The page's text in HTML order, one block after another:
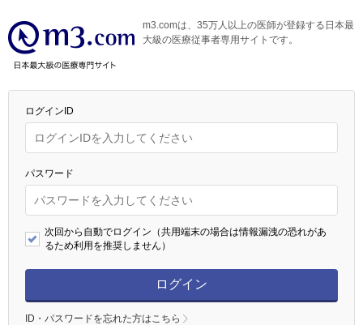
m3.comは、35万人以上の医師が登録する日本最
大級の医療従事者専用サイトです。
ログインID
パスワード
次回から自動でログイン（共用端末の場合は情報漏洩の恐れがあ
るため利用を推奨しません）
ログイン
ID・パスワードを忘れた方はこちら